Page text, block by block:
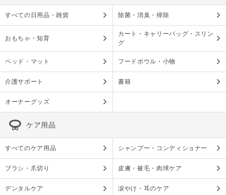
すべての日用品・雑貨 除菌・消臭・掃除
おもちゃ・知育
カート・キャリーバッグ・スリン
グ
ベッド・マット フードボウル・小物
介護サポート 書籍
オーナーグッズ
ケア用品
すべてのケア用品 シャンプー・コンディショナー
ブラシ・爪切り 皮膚・被毛・肉球ケア
デンタルケア 涙やけ・耳のケア